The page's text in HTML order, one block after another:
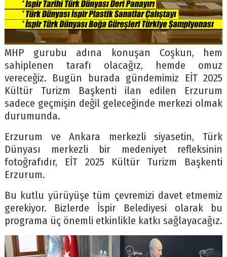
MHP gurubu adına konuşan Coşkun, hem
sahiplenen tarafı olacağız, hemde omuz
vereceğiz. Bugün burada gündemimiz EİT 2025
Kültür Turizm Başkenti ilan edilen Erzurum
sadece geçmişin değil geleceğinde merkezi olmak
durumunda.
Erzurum ve Ankara merkezli siyasetin, Türk
Dünyası merkezli bir medeniyet refleksinin
fotoğrafıdır, EİT 2025 Kültür Turizm Başkenti
Erzurum.
Bu kutlu yürüyüşe tüm çevremizi davet etmemiz
gerekiyor. Bizlerde İspir Belediyesi olarak bu
programa üç önemli etkinlikle katkı sağlayacağız.